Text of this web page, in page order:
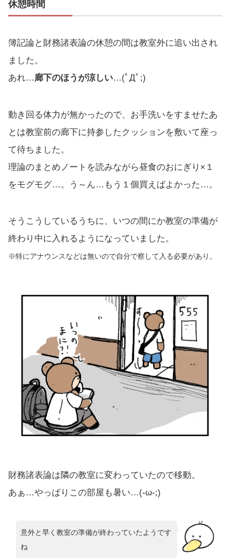
休憩時間
簿記論と財務諸表論の休憩の間は教室外に追い出され
ました。
あれ…廊下のほうが涼しい…(ﾟДﾟ;)
動き回る体力が無かったので、お手洗いをすませたあ
とは教室前の廊下に持参したクッションを敷いて座っ
て待ちました。
理論のまとめノートを読みながら昼食のおにぎり×１
をモグモグ…。う～ん…もう１個買えばよかった…。
そうこうしているうちに、いつの間にか教室の準備が
終わり中に入れるようになっていました。
※特にアナウンスなどは無いので自分で察して入る必要があり。
財務諸表論は隣の教室に変わっていたので移動。
あぁ…やっぱりこの部屋も暑い…(-ω-;)
意外と早く教室の準備が終わっていたようです
ね